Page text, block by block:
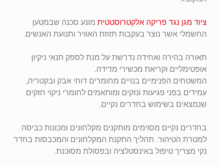
ציוד מגן נגד פריקה אלקטרוסטטית מונע סכנה שבמטען
החשמלי אשר נוצר בעקבות תזוזת האוויר ותנועת האנשים.
תאורה בהירה ואחידה נדרשת על מנת לספק תנאי ניקיון
אופטימליים וקריאת מכשירי מדידה.
המשטחים הפנימיים בנויים מחומרים דוחי אבק ובקטריה,
עמידים בפני פגיעות ונזקים ומותאמים לחומרי ניקוי חזקים
שנמצאים בשימוש בחדרים נקיים.
בחדרים נקיים מסוימים מותקנים מקלחונים ומכונות כביסה
למטרת הטיהור. תהליך התקנת המקלחונים והמכבסות בחדר
נקי מצריך טיפול באינסטלציה ובפסולת מסוכנת.